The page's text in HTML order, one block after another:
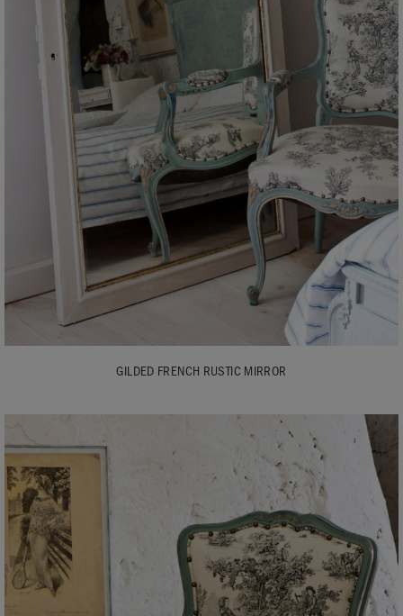
GILDED FRENCH RUSTIC MIRROR